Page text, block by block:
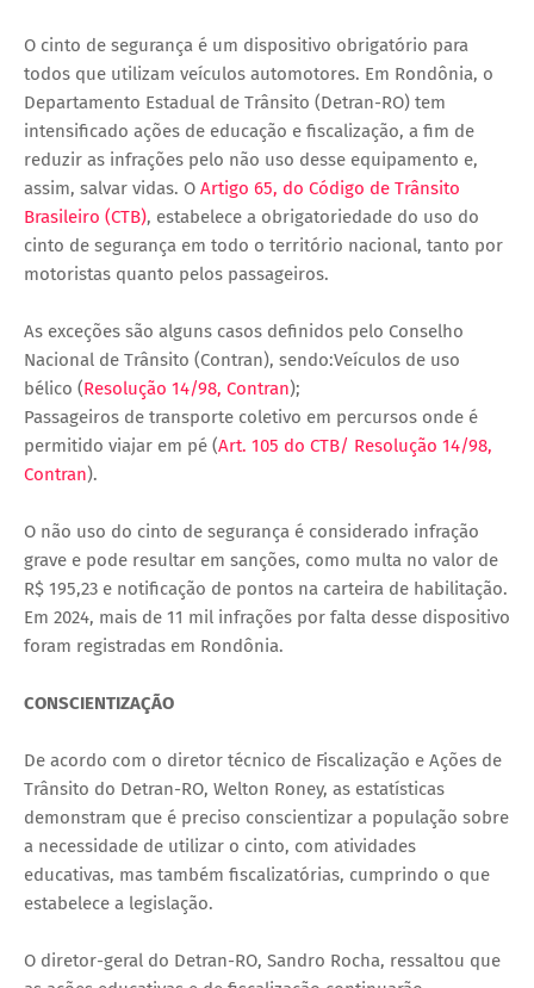
O cinto de segurança é um dispositivo obrigatório para
todos que utilizam veículos automotores. Em Rondônia, o
Departamento Estadual de Trânsito (Detran-RO) tem
intensificado ações de educação e fiscalização, a fim de
reduzir as infrações pelo não uso desse equipamento e,
assim, salvar vidas. O Artigo 65, do Código de Trânsito
Brasileiro (CTB), estabelece a obrigatoriedade do uso do
cinto de segurança em todo o território nacional, tanto por
motoristas quanto pelos passageiros.
As exceções são alguns casos definidos pelo Conselho
Nacional de Trânsito (Contran), sendo:Veículos de uso
bélico (Resolução 14/98, Contran);
Passageiros de transporte coletivo em percursos onde é
permitido viajar em pé (Art. 105 do CTB/ Resolução 14/98,
Contran).
O não uso do cinto de segurança é considerado infração
grave e pode resultar em sanções, como multa no valor de
R$ 195,23 e notificação de pontos na carteira de habilitação.
Em 2024, mais de 11 mil infrações por falta desse dispositivo
foram registradas em Rondônia.
CONSCIENTIZAÇÃO
De acordo com o diretor técnico de Fiscalização e Ações de
Trânsito do Detran-RO, Welton Roney, as estatísticas
demonstram que é preciso conscientizar a população sobre
a necessidade de utilizar o cinto, com atividades
educativas, mas também fiscalizatórias, cumprindo o que
estabelece a legislação.
O diretor-geral do Detran-RO, Sandro Rocha, ressaltou que